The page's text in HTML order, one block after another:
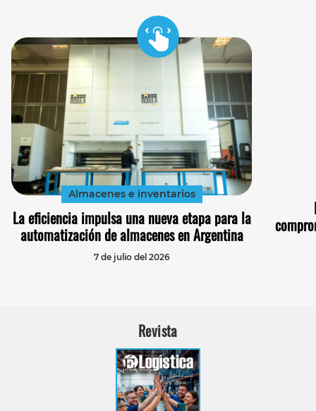
Almacenes e inventarios
La eficiencia impulsa una nueva etapa para la
automatización de almacenes en Argentina
7 de julio del 2026
Revista